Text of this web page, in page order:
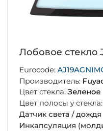
Лобовое стекло
Eurocode:
Производитель:
Цвет стекла: Зеленое
Цвет полосы у стекла:
Датчик света / дождя
Инкапсуляция